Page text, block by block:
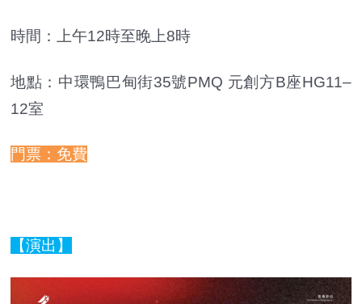
時間：上午12時至晚上8時
地點：中環鴨巴甸街35號PMQ 元創方B座HG11–
12室
門票：免費
【演出】